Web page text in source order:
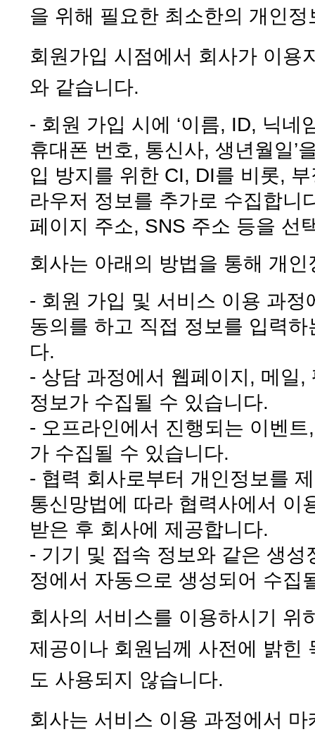
을 위해 필요한 최소한의 개인
회원가입 시점에서 회사가 이용
와 같습니다.
- 회원 가입 시에 ‘이름, ID, 닉
휴대폰 번호, 통신사, 생년월일’
입 방지를 위한 CI, DI를 비롯,
라우저 정보를 추가로 수집합니
페이지 주소, SNS 주소 등을 선
회사는 아래의 방법을 통해 개
- 회원 가입 및 서비스 이용 과
동의를 하고 직접 정보를 입력
다.
- 상담 과정에서 웹페이지, 메일
정보가 수집될 수 있습니다.
- 오프라인에서 진행되는 이벤
가 수집될 수 있습니다.
- 협력 회사로부터 개인정보를
통신망법에 따라 협력사에서 이
받은 후 회사에 제공합니다.
- 기기 및 접속 정보와 같은 생
정에서 자동으로 생성되어 수집
회사의 서비스를 이용하시기 위
제공이나 회원님께 사전에 밝힌
도 사용되지 않습니다.
회사는 서비스 이용 과정에서